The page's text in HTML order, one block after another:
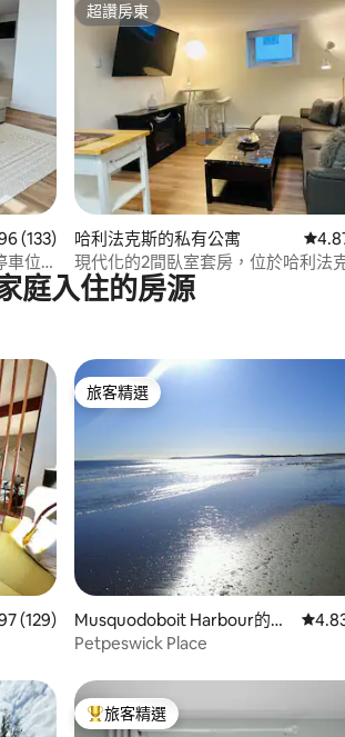
則評價中獲得 4.96 的平均評分（滿分 5 分）
(133)
車位
超讚房東
超讚房東
哈利法克斯的私有公寓 從
現代化的2間臥室套房，位於哈利法
中心，附設停車位！
庭入住的房源
則評價中獲得 4.97 的平均評分（滿分 5 分）
(129)
旅客精選
旅客精選
Musquodoboit Harbour的房
源
從
Petpeswick Place
旅客精選榜首
旅客精選